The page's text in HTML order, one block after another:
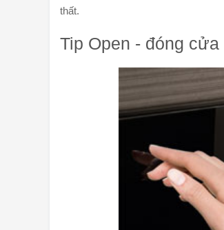
thất.
Tip Open - đóng cửa